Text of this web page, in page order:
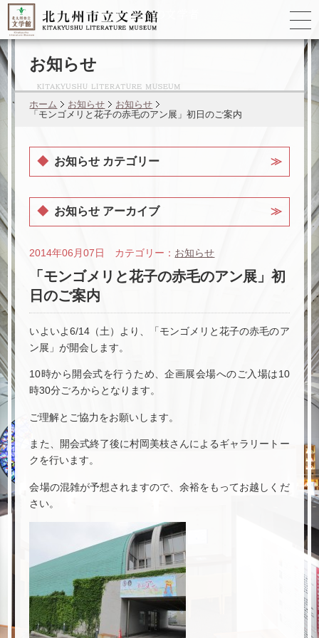
ゆかりの
お知らせ
ホーム お知らせ
お知らせ
「モンゴメリと花子の赤毛のアン展」初日のご案内
2014年06月07日 カテゴリー： お知らせ
「モンゴメリと花子の赤毛のアン展」初
日のご案内
いよいよ6/14（土）より、「モンゴメリと花子の赤毛のア
ン展」が開会します。
10時から開会式を行うため、企画展会場へのご入場は10
時30分ごろからとなります。
ご理解とご協力をお願いします。
また、開会式終了後に村岡美枝さんによるギャラリートー
クを行います。
会場の混雑が予想されますので、余裕をもってお越しくだ
さい。
お知らせ カテゴリー
お知らせ アーカイブ